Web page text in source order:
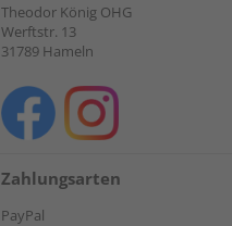
Theodor König OHG
Werftstr. 13
31789 Hameln
Zahlungsarten
PayPal